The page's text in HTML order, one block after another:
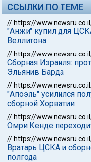
ССЫЛКИ ПО ТЕМЕ
// https://
"Анжи" купил для
Веллитона
// https://
Сборная Израиля:
Эльянив Барда
// https://
"Апоэль" усилился
сборной Хорватии
// https://
Омри Кенде
// https://
Вратарь ЦСКА и
полгода